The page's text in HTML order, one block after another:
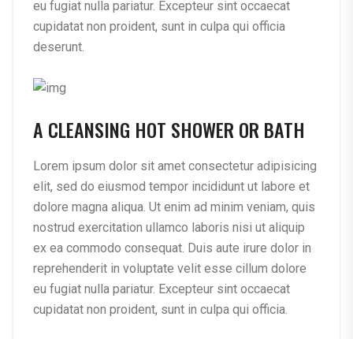
eu fugiat nulla pariatur. Excepteur sint occaecat
cupidatat non proident, sunt in culpa qui officia
deserunt.
A CLEANSING HOT SHOWER OR BATH
Lorem ipsum dolor sit amet consectetur adipisicing
elit, sed do eiusmod tempor incididunt ut labore et
dolore magna aliqua. Ut enim ad minim veniam, quis
nostrud exercitation ullamco laboris nisi ut aliquip
ex ea commodo consequat. Duis aute irure dolor in
reprehenderit in voluptate velit esse cillum dolore
eu fugiat nulla pariatur. Excepteur sint occaecat
cupidatat non proident, sunt in culpa qui officia.